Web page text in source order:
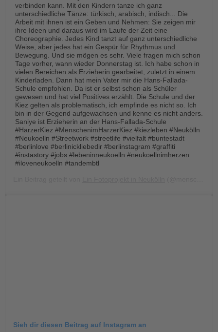
verbinden kann. Mit den Kindern tanze ich ganz
unterschiedliche Tänze: türkisch, arabisch, indisch... Die
Arbeit mit ihnen ist ein Geben und Nehmen: Sie zeigen mir
ihre Ideen und daraus wird im Laufe der Zeit eine
Choreographie. Jedes Kind tanzt auf ganz unterschiedliche
Weise, aber jedes hat ein Gespür für Rhythmus und
Bewegung. Und sie mögen es sehr. Viele fragen mich schon
Tage vorher, wann wieder Donnerstag ist. Ich habe schon in
vielen Bereichen als Erzieherin gearbeitet, zuletzt in einem
Kinderladen. Dann hat mein Vater mir die Hans-Fallada-
Schule empfohlen. Da ist er selbst schon als Schüler
gewesen und hat viel Positives erzählt. Die Schule und der
Kiez gelten als problematisch, ich empfinde es nicht so. Ich
bin in der Gegend aufgewachsen und kenne es nicht anders.
Saniye ist Erzieherin an der Hans-Fallada-Schule
#HarzerKiez #MenschenimHarzerKiez #kiezleben #Neukölln
#Neukoelln #Streetwork #streetlife #vielfalt #buntestadt
#berlinlove #berlinickliebedir #berlinstagram #graffiti
#instastory #jobs #lebeninneukoelln #neukoellnimherzen
#iloveneukoelln #tandembtl
Sieh dir diesen Beitrag auf Instagram an